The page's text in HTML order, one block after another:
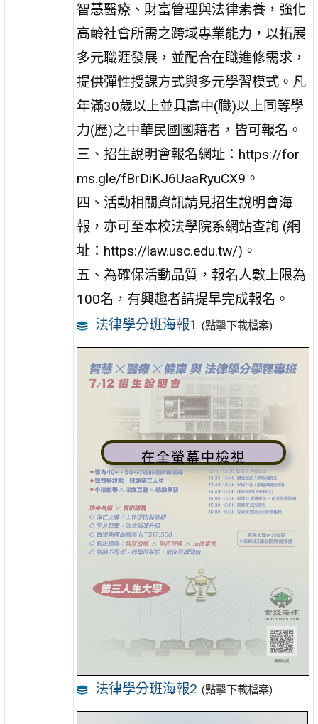
智慧醫療、財富管理與法律素養，強化
高齡社會所需之跨域專業能力，以拓展
多元職涯發展，並配合在職進修需求，
提供彈性授課方式與多元學習模式。凡
年滿30歲以上並具高中(職)以上同等學
力(歷)之中華民國國籍者，皆可報名。
三、招生說明會報名網址：https://for
ms.gle/fBrDiKJ6UaaRyuCX9。
四、活動相關資訊請見招生說明會海
報，亦可至本校法學院系網站查詢 (網
址：https://law.usc.edu.tw/)。
五、為確保活動品質，報名人數上限為
100名，有興趣者請提早完成報名。
法律學分班海報1 (點擊下載檔案)
在全螢幕中檢視
法律學分班海報2 (點擊下載檔案)